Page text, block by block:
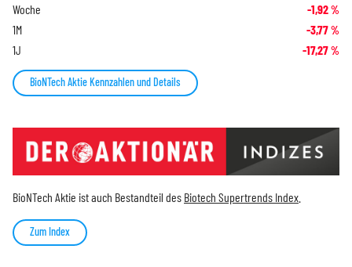
Woche -1,92%
1M -3,77%
1J -17,27%
BioNTech Aktie Kennzahlen und Details
BioNTech Aktie ist auch Bestandteil des Biotech Supertrends Index
Zum Index